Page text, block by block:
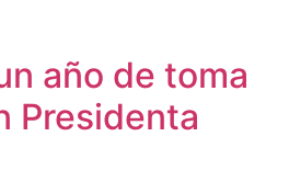
año de toma
Presidenta